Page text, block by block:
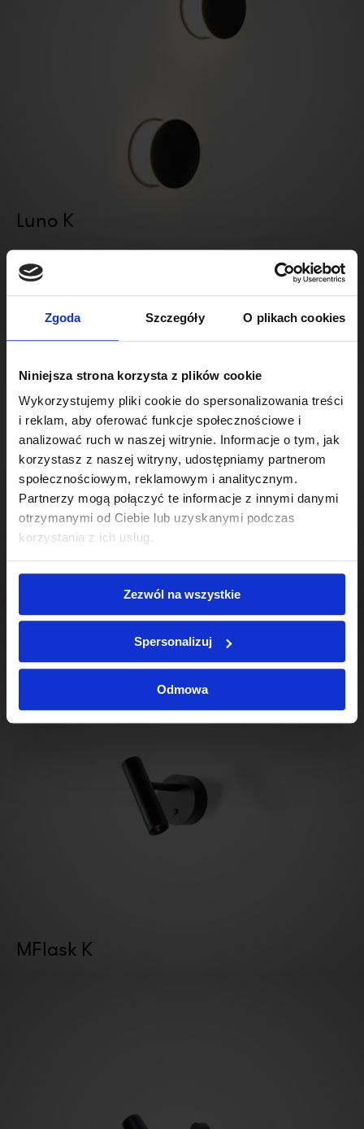
Zgoda Szczegóły O plikach cookies
Niniejsza strona korzysta z plików cookie
Wykorzystujemy pliki cookie do spersonalizowania treści
i reklam, aby oferować funkcje społecznościowe i
analizować ruch w naszej witrynie. Informacje o tym, jak
korzystasz z naszej witryny, udostępniamy partnerom
społecznościowym, reklamowym i analitycznym.
Partnerzy mogą połączyć te informacje z innymi danymi
otrzymanymi od Ciebie lub uzyskanymi podczas
korzystania z ich usług.
Zezwól na wszystkie
Spersonalizuj
Odmowa
Luno K
MFlask K